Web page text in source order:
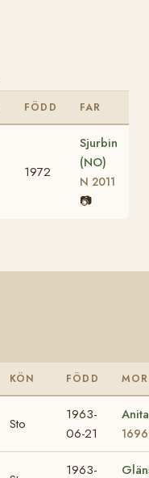
FÖDD FAR
1972
Sjurbin
(NO)
N 2011
📷
KÖN FÖDD MOR
Sto
1963-
06-21
1696
1963-